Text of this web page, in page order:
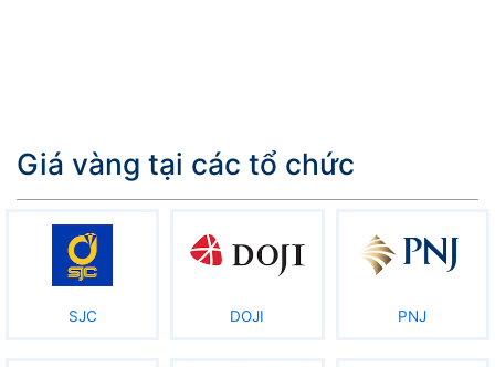
Giá vàng tại các tổ chức
SJC DOJI PNJ